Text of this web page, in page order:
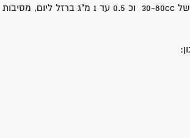
לרוב תקופת הדימום המשמעותי נעה בין 3-5 ימים עם איבד דם של 30-80cc וכ 0.5 עד 1 מ"ג ברזל ליום, מסיבות